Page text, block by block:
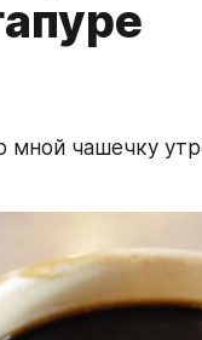
чашечку